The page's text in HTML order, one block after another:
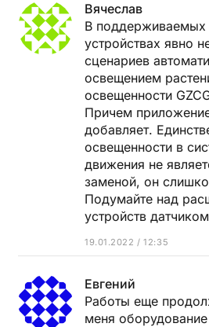
Вячеслав
В поддерживаемых
устройствах явно
сценариев
освещением
освещенности
Причем
добавляет.
освещенности в
движения не
заменой, он
Подумайте над
устройств
19.01.2022 / 12:35
Евгений
Работы еще
меня оборудование